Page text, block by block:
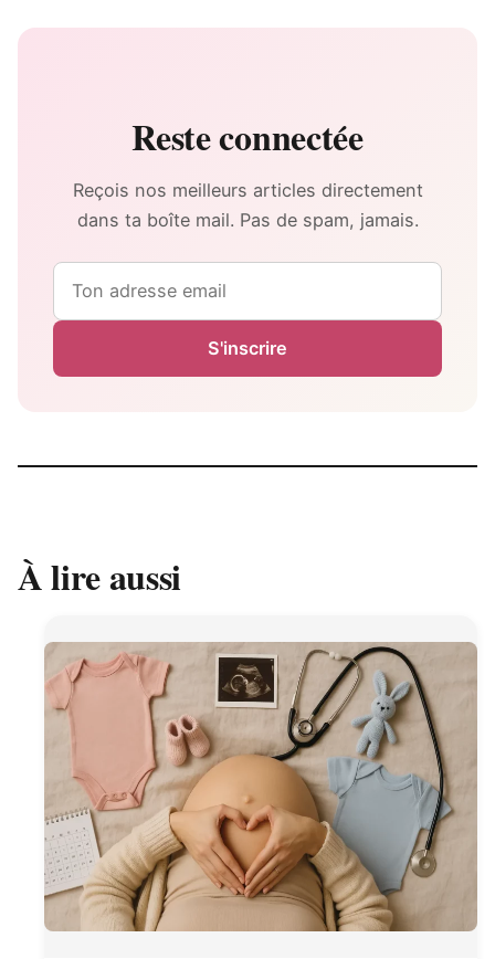
Reste connectée
Reçois nos meilleurs articles directement
dans ta boîte mail. Pas de spam, jamais.
S'inscrire
À lire aussi